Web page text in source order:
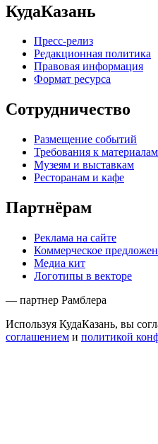
КудаКазань
Пресс-релиз
Редакционная политика
Правовая информация
Формат ресурса
Сотрудничество
Размещение событий
Требования к материалам
Музеям и выставкам
Ресторанам и кафе
Партнёрам
Реклама на сайте
Коммерческое
Медиа кит
Логотипы в векторе
— партнер Рамблера
Используя КудаКазань, вы
соглашением и политикой